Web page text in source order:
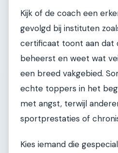
Kijk of de coach een
gevolgd bij instituten
certificaat toont aan dat
beheerst en weet wat
een breed vakgebied.
echte toppers in het
met angst, terwijl
sportprestaties of
Kies iemand die